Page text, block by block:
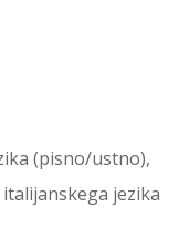
(pisno/ustno),
jezika